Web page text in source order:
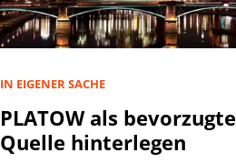
IN EIGENER SACHE
PLATOW als bevorzugte
Quelle hinterlegen